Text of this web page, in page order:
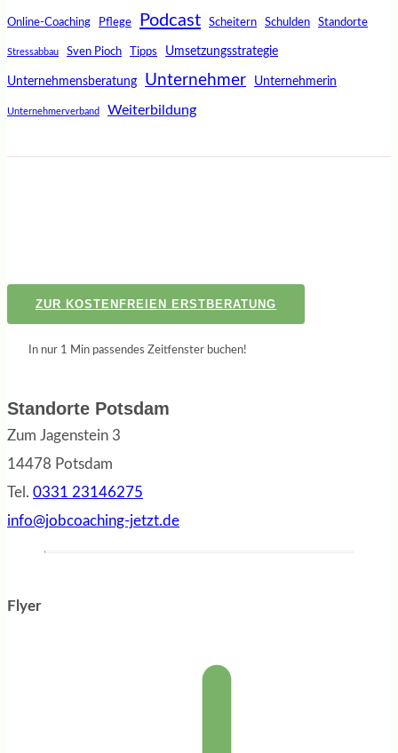
Online-Coaching Pflege Podcast Scheitern Schulden Standorte
Stressabbau Sven Pioch Tipps Umsetzungsstrategie
Unternehmensberatung Unternehmer Unternehmerin
Unternehmerverband Weiterbildung
ZUR KOSTENFREIEN ERSTBERATUNG
In nur 1 Min passendes Zeitfenster buchen!
Standorte Potsdam
Zum Jagenstein 3
14478 Potsdam
Tel. 0331 23146275
info@jobcoaching-jetzt.de
Flyer